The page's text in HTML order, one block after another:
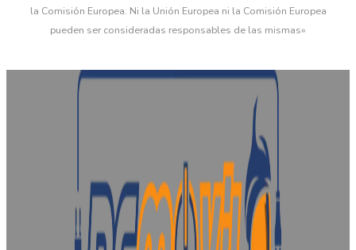
la Comisión Europea. Ni la Unión Europea ni la Comisión Europea
pueden ser consideradas responsables de las mismas»